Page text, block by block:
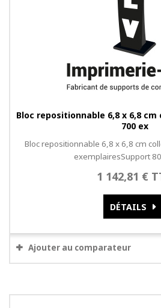
Bloc repositionnable 6,8 x 6,8
700 ex
Bloc repositionnable 6,8 x 6,8 cm
exemplairesSupport
1 142,81 €
DÉTAILS
Ajouter au comparateur